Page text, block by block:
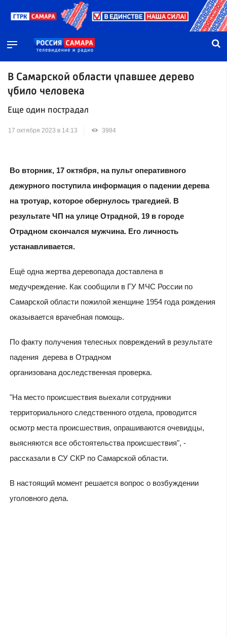
В Самарской области упавшее дерево
убило человека
Еще один пострадал
17 октября 2023 в 14:13 3984
Во вторник, 17 октября, на пульт оперативного
дежурного поступила информация о падении дерева
на тротуар, которое обернулось трагедией. В
результате ЧП на улице Отрадной, 19 в городе
Отрадном скончался мужчина. Его личность
устанавливается.
Ещё одна жертва деревопада доставлена в
медучреждение. Как сообщили в ГУ МЧС России по
Самарской области пожилой женщине 1954 года рождения
оказывается врачебная помощь.
По факту получения телесных повреждений в результате
падения дерева в Отрадном
организована доследственная проверка.
"На место происшествия выехали сотрудники
территориального следственного отдела, проводится
осмотр места происшествия, опрашиваются очевидцы,
выясняются все обстоятельства происшествия", -
рассказали в СУ СКР по Самарской области.
В настоящий момент решается вопрос о возбуждении
уголовного дела.